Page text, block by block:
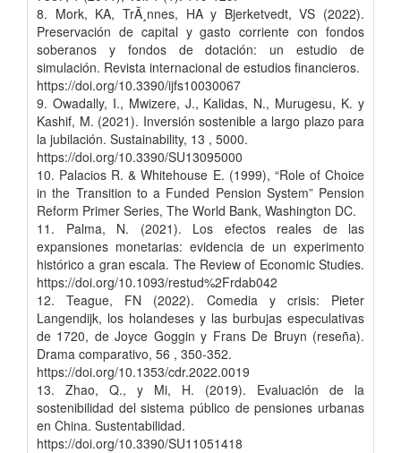
8. Mork, KA, TrÃ¸nnes, HA y Bjerketvedt, VS (2022).
Preservación de capital y gasto corriente con fondos
soberanos y fondos de dotación: un estudio de
simulación. Revista internacional de estudios financieros.
https://doi.org/10.3390/ijfs10030067
9. Owadally, I., Mwizere, J., Kalidas, N., Murugesu, K. y
Kashif, M. (2021). Inversión sostenible a largo plazo para
la jubilación. Sustainability, 13 , 5000.
https://doi.org/10.3390/SU13095000
10. Palacios R. & Whitehouse E. (1999), “Role of Choice
in the Transition to a Funded Pension System” Pension
Reform Primer Series, The World Bank, Washington DC.
11. Palma, N. (2021). Los efectos reales de las
expansiones monetarias: evidencia de un experimento
histórico a gran escala. The Review of Economic Studies.
https://doi.org/10.1093/restud%2Frdab042
12. Teague, FN (2022). Comedia y crisis: Pieter
Langendijk, los holandeses y las burbujas especulativas
de 1720, de Joyce Goggin y Frans De Bruyn (reseña).
Drama comparativo, 56 , 350-352.
https://doi.org/10.1353/cdr.2022.0019
13. Zhao, Q., y Mi, H. (2019). Evaluación de la
sostenibilidad del sistema público de pensiones urbanas
en China. Sustentabilidad.
https://doi.org/10.3390/SU11051418